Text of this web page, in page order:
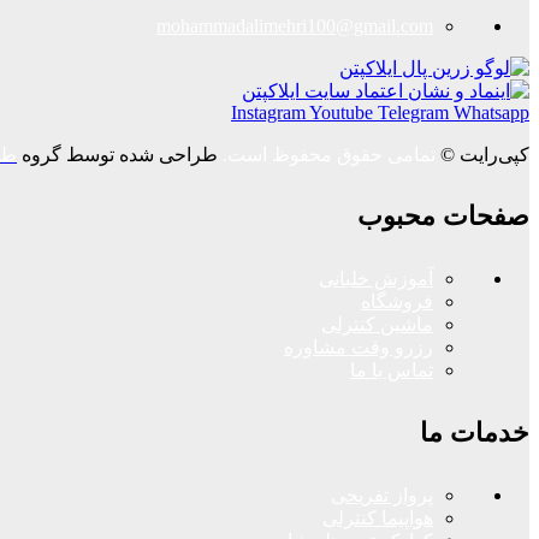
InstagramYoutube Telegram Whatsapp
کپی‌رایت © طراحی شده توسط گروه
صفحات محبوب
خدمات ما